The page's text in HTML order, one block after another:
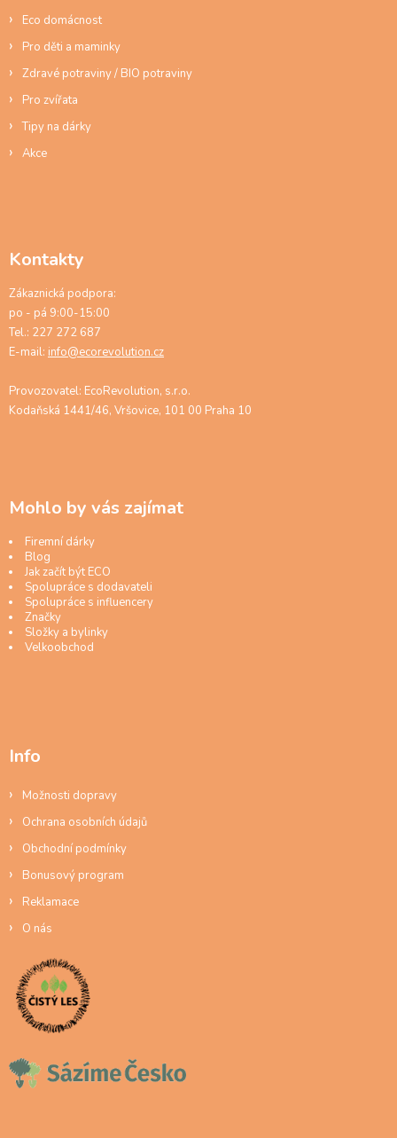
Eco domácnost
Pro děti a maminky
Zdravé potraviny / BIO potraviny
Pro zvířata
Tipy na dárky
Akce
Kontakty
Zákaznická podpora:
po - pá 9:00-15:00
Tel.: 227 272 687
E-mail: info@ecorevolution.cz
Provozovatel: EcoRevolution, s.r.o.
Kodaňská 1441/46, Vršovice, 101 00 Praha 10
Mohlo by vás zajímat
Firemní dárky
Blog
Jak začít být ECO
Spolupráce s dodavateli
Spolupráce s influencery
Značky
Složky a bylinky
Velkoobchod
Info
Možnosti dopravy
Ochrana osobních údajů
Obchodní podmínky
Bonusový program
Reklamace
O nás